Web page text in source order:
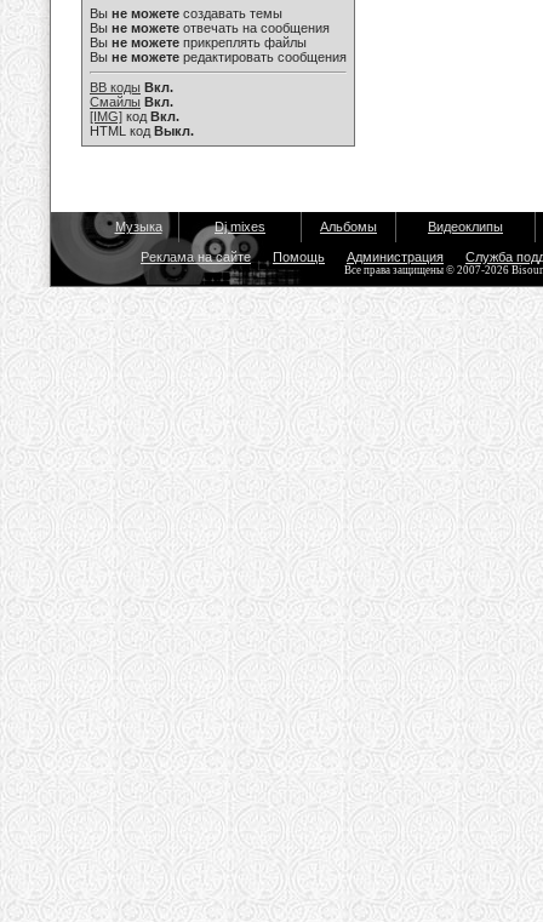
Вы не можете создавать темы
Вы не можете отвечать на сообщения
Вы не можете прикреплять файлы
Вы не можете редактировать сообщения
BB коды Вкл.
Смайлы Вкл.
[IMG] код Вкл.
HTML код Выкл.
Музыка Dj mixes Альбомы Видеоклипы
Реклама на сайте Помощь Администрация Служба
Все права защищены © 2007-2026